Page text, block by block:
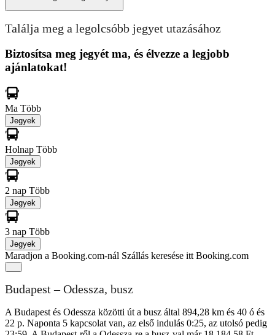
Találja meg a legolcsóbb jegyet utazásához
Biztosítsa meg jegyét ma, és élvezze a legjobb
ajánlatokat!
Ma Több
Jegyek
Holnap Több
Jegyek
2 nap Több
Jegyek
3 nap Több
Jegyek
Maradjon a Booking.com-nál Szállás keresése itt Booking.com
Budapest – Odessza, busz
A Budapest és Odessza közötti út a busz által 894,28 km és 40 ó és
22 p. Naponta 5 kapcsolat van, az első indulás 0:25, az utolsó pedig